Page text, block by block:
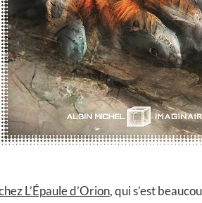
L’Épaule d’Orion, qui s’est